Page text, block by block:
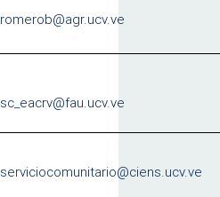
romerob@agr.ucv.ve
sc_eacrv@fau.ucv.ve
serviciocomunitario@ciens.ucv.ve